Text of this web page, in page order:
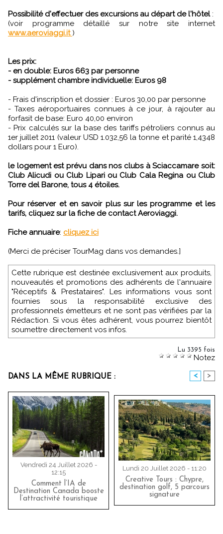
Possibilité d'effectuer des excursions au départ de l'hôtel:
(voir programme détaillé sur notre site internet
www.aeroviaggi.it )
Les prix:
- en double: Euros 663 par personne
- supplément chambre individuelle: Euros 98
- Frais d'inscription et dossier : Euros 30,00 par personne
- Taxes aéroportuaires connues à ce jour, à rajouter au
forfasit de base: Euro 40,00 environ
- Prix calculés sur la base des tariffs pétroliers connus au
1er juillet 2011 (valeur USD 1.032,56 la tonne et parité 1,4348
dollars pour 1 Euro).
le logement est prévu dans nos clubs à Sciaccamare soit:
Club Alicudi ou Club Lipari ou Club Cala Regina ou Club
Torre del Barone, tous 4 étoiles.
Pour réserver et en savoir plus sur les programme et les
tarifs, cliquez sur la fiche de contact Aeroviaggi.
Fiche annuaire: cliquez ici
(Merci de préciser TourMag dans vos demandes.]
Cette rubrique est destinée exclusivement aux produits,
nouveautés et promotions des adhérents de l'annuaire
"Réceptifs & Prestataires". Les informations vous sont
fournies sous la responsabilité exclusive des
professionnels émetteurs et ne sont pas vérifiées par la
Rédaction. Si vous êtes adhérent, vous pourrez bientôt
soumettre directement vos infos.
Lu 3395 fois
Notez
DANS LA MÊME RUBRIQUE : < >
Vendredi 24 Juillet 2026 -
12:15
Comment l’IA de
Destination Canada booste
l’attractivité touristique
Lundi 20 Juillet 2026 - 11:20
Creative Tours : Chypre,
destination golf, 5 parcours
signature